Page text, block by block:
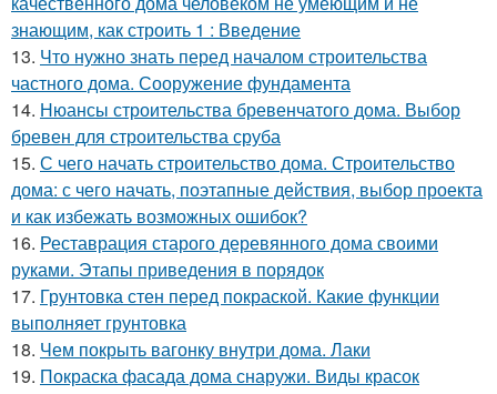
знающим, как строить 1 : Введение
13. Что нужно знать перед началом строительства
частного дома. Сооружение фундамента
14. Нюансы строительства бревенчатого дома. Выбор
бревен для строительства сруба
15. С чего начать строительство дома. Строительство
дома: с чего начать, поэтапные действия, выбор проекта
и как избежать возможных ошибок?
16. Реставрация старого деревянного дома своими
руками. Этапы приведения в порядок
17. Грунтовка стен перед покраской. Какие функции
выполняет грунтовка
18. Чем покрыть вагонку внутри дома. Лаки
19. Покраска фасада дома снаружи. Виды красок